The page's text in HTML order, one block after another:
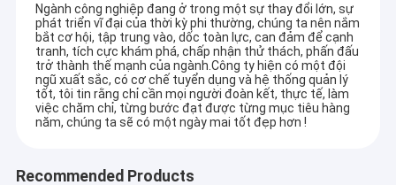
Ngành công nghiệp đang ở trong một sự thay đổi lớn, sự
phát triển vĩ đại của thời kỳ phi thường, chúng ta nên nắm
bắt cơ hội, tập trung vào, dốc toàn lực, can đảm để cạnh
tranh, tích cực khám phá, chấp nhận thử thách, phấn đấu
trở thành thế mạnh của ngành.Công ty hiện có một đội
ngũ xuất sắc, có cơ chế tuyển dụng và hệ thống quản lý
tốt, tôi tin rằng chỉ cần mọi người đoàn kết, thực tế, làm
việc chăm chỉ, từng bước đạt được từng mục tiêu hàng
năm, chúng ta sẽ có một ngày mai tốt đẹp hơn !
Recommended Products